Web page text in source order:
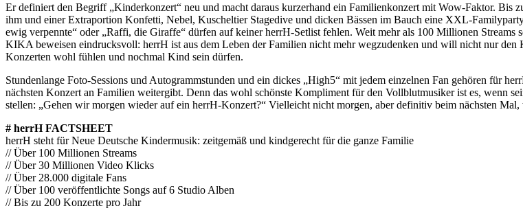
Er definiert den Begriff „Kinderkonzert“ neu und macht daraus kurzerhand ein Familienkonzert mit Wow-Faktor. Bis
ihm und einer Extraportion Konfetti, Nebel, Kuscheltier Stagedive und dicken Bässen im Bauch eine XXL-
ewig verpennte“ oder „Raffi, die Giraffe“ dürfen auf keiner herrH-Setlist fehlen. Weit mehr als 100 Millionen
KIKA beweisen eindrucksvoll: herrH ist aus dem Leben der Familien nicht mehr wegzudenken und will nicht nur den
Konzerten wohl fühlen und nochmal Kind sein dürfen.
Stundenlange Foto-Sessions und Autogrammstunden und ein dickes „High5“ mit jedem einzelnen Fan gehören für
nächsten Konzert an Familien weitergibt. Denn das wohl schönste Kompliment für den Vollblutmusiker ist es, wenn
stellen: „Gehen wir morgen wieder auf ein herrH-Konzert?“ Vielleicht nicht morgen, aber definitiv beim nächsten
# herrH FACTSHEET
herrH steht für Neue Deutsche Kindermusik: zeitgemäß und kindgerecht für die ganze Familie
// Über 100 Millionen Streams
// Über 30 Millionen Video Klicks
// Über 28.000 digitale Fans
// Über 100 veröffentlichte Songs auf 6 Studio Alben
// Bis zu 200 Konzerte pro Jahr